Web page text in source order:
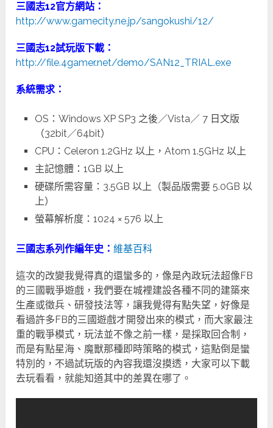
三國志12官方網站：
http://www.gamecity.ne.jp/sangokushi/12/
三國志12試玩版下載：
http://file.4gamer.net/demo/SAN12_TRIAL.exe
系統需求：
OS：Windows XP SP3 之後／Vista／ 7 日文版
（32bit／64bit）
CPU：Celeron 1.2GHz 以上，Atom 1.5GHz 以上
主記憶體：1GB 以上
硬碟所需容量：3.5GB 以上（製品版需要 5.0GB 以
上）
螢幕解析度：1024 × 576 以上
三國志系列作編年史：維基百科
這次的改變我覺得真的還蠻多的，像是內政玩法超像FB
的三國戰爭遊戲，我們要在城裡建設各種不同的建築來
生產或徵兵、研發技法等，讓我覺得有點失望，好像是
看過許多FB的三國遊戲才開發出來的模式，而大家最注
重的戰爭模式，玩法並不像之前一樣，是採取回合制，
而是有點星海、魔獸那種即時策略的模式，這點倒是蠻
特別的，不過試玩版的內容我還沒摸透，大家可以下載
去玩看看，就能知道其中的差異在哪了。